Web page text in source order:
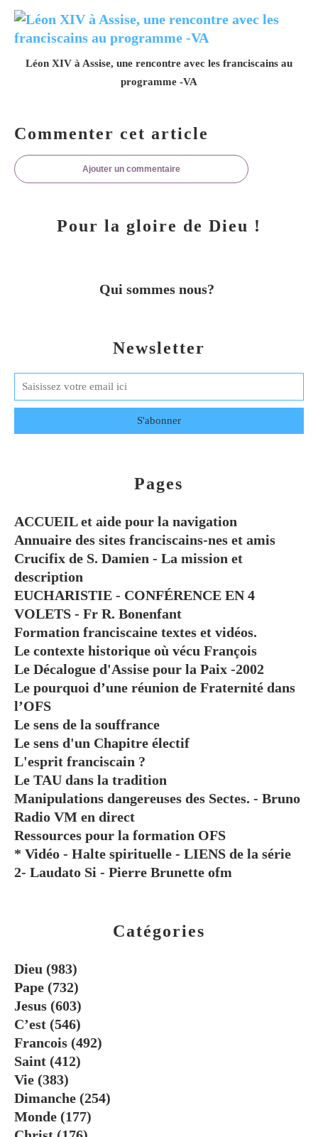
Léon XIV à Assise, une rencontre avec les franciscains au
programme -VA
Commenter cet article
Ajouter un commentaire
Newsletter
Catégories
Dieu (983)
Pape (732)
Jesus (603)
C’est (546)
Francois (492)
Saint (412)
Vie (383)
Dimanche (254)
Monde (177)
Pages
ACCUEIL et aide pour la navigation
Annuaire des sites franciscains-nes et amis
Crucifix de S. Damien - La mission et
description
EUCHARISTIE - CONFÉRENCE EN 4
VOLETS - Fr R. Bonenfant
Formation franciscaine textes et vidéos.
Le contexte historique où vécu François
Le Décalogue d'Assise pour la Paix -2002
Le pourquoi d’une réunion de Fraternité dans
l’OFS
Le sens de la souffrance
Le sens d'un Chapitre électif
L'esprit franciscain ?
Le TAU dans la tradition
Manipulations dangereuses des Sectes. - Bruno
Radio VM en direct
Ressources pour la formation OFS
* Vidéo - Halte spirituelle - LIENS de la série
2- Laudato Si - Pierre Brunette ofm
Pour la gloire de Dieu !
Qui sommes nous?